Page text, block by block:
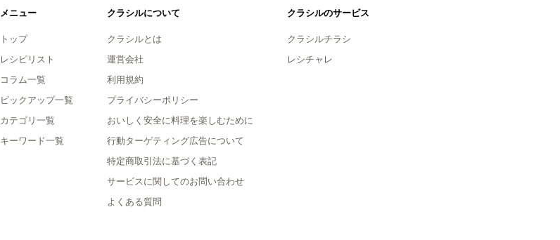
メニュー
トップ
レシピリスト
コラム一覧
ピックアップ一覧
カテゴリ一覧
キーワード一覧
クラシルについて
クラシルとは
運営会社
利用規約
プライバシーポリシー
おいしく安全に料理を楽しむために
行動ターゲティング広告について
特定商取引法に基づく表記
サービスに関してのお問い合わせ
よくある質問
クラシルのサービス
クラシルチラシ
レシチャレ